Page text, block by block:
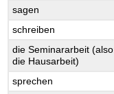
sagen
schreiben
die Seminararbeit
die Hausarbeit)
sprechen